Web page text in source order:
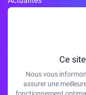
J'accepte de recevoir vos
Ce
Nous vous
assurer une